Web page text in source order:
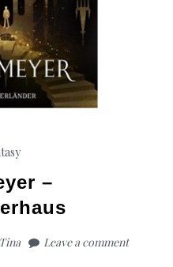
–
Tina Leave a comment